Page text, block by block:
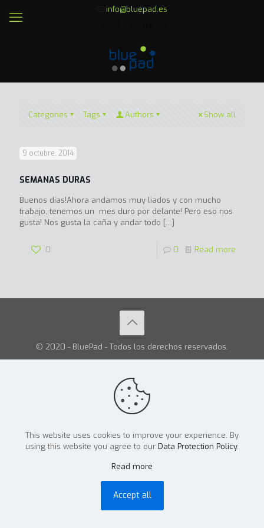
info@bluepad.es
Categories Tags Authors Show all
9 octubre, 2014
SEMANAS DURAS
Buenos días!Ahora andamos muy liados y con mucho
trabajo, tenemos un mes duro por delante! Pero eso nos
gusta! Nos gusta la caña y andar todo […]
0 0 Read more
© 2020 - BluePad - Todos los derechos reservados.
This website uses cookies to improve your experience. By
using this website you agree to our Data Protection Policy.
Read more
Accept all